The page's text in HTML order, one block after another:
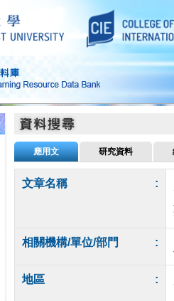
應用文 研究資料
文章名稱 :
相關機構/單位/部門 :
地區 :